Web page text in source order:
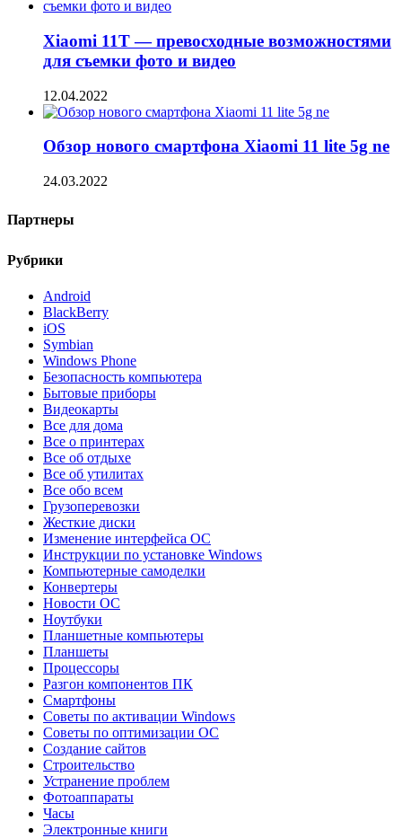
Xiaomi 11T — превосходные возможностями
для съемки фото и видео
12.04.2022
Обзор нового смартфона Xiaomi 11 lite 5g ne
24.03.2022
Партнеры
Рубрики
Android
BlackBerry
iOS
Symbian
Windows Phone
Безопасность компьютера
Бытовые приборы
Видеокарты
Все для дома
Все о принтерах
Все об отдыхе
Все об утилитах
Все обо всем
Грузоперевозки
Жесткие диски
Изменение интерфейса ОС
Инструкции по установке Windows
Компьютерные самоделки
Конвертеры
Новости ОС
Ноутбуки
Планшетные компьютеры
Планшеты
Процессоры
Разгон компонентов ПК
Смартфоны
Советы по активации Windows
Советы по оптимизации ОС
Создание сайтов
Строительство
Устранение проблем
Фотоаппараты
Часы
Электронные книги